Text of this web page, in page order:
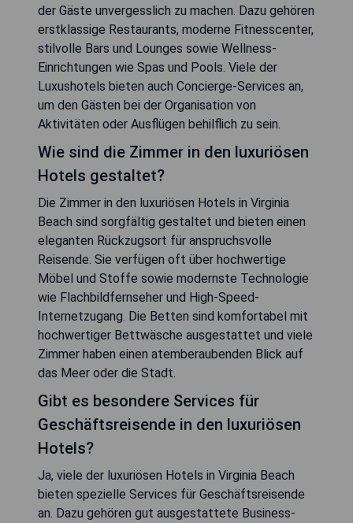
der Gäste unvergesslich zu machen. Dazu gehören
erstklassige Restaurants, moderne Fitnesscenter,
stilvolle Bars und Lounges sowie Wellness-
Einrichtungen wie Spas und Pools. Viele der
Luxushotels bieten auch Concierge-Services an,
um den Gästen bei der Organisation von
Aktivitäten oder Ausflügen behilflich zu sein.
Wie sind die Zimmer in den luxuriösen
Hotels gestaltet?
Die Zimmer in den luxuriösen Hotels in Virginia
Beach sind sorgfältig gestaltet und bieten einen
eleganten Rückzugsort für anspruchsvolle
Reisende. Sie verfügen oft über hochwertige
Möbel und Stoffe sowie modernste Technologie
wie Flachbildfernseher und High-Speed-
Internetzugang. Die Betten sind komfortabel mit
hochwertiger Bettwäsche ausgestattet und viele
Zimmer haben einen atemberaubenden Blick auf
das Meer oder die Stadt.
Gibt es besondere Services für
Geschäftsreisende in den luxuriösen
Hotels?
Ja, viele der luxuriösen Hotels in Virginia Beach
bieten spezielle Services für Geschäftsreisende
an. Dazu gehören gut ausgestattete Business-